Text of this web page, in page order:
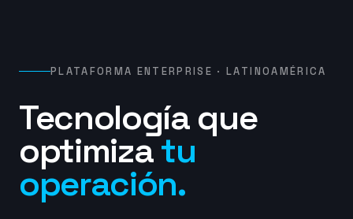
PLATAFORMA ENTERPRISE · LATINOAMÉRICA
Tecnología que
optimizatu
operación.